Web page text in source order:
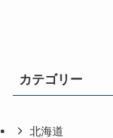
カテゴリー
北海道